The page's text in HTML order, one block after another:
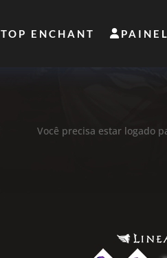
TOP ENCHANT PAINEL
Você precisa estar logado